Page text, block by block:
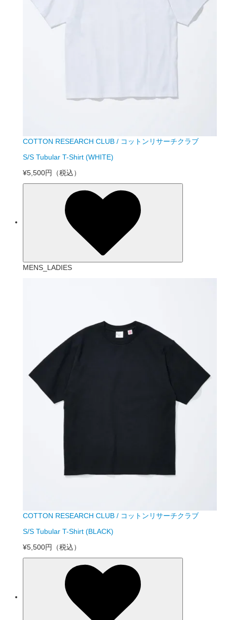
COTTON RESEARCH CLUB / コットンリサーチクラブ
S/S Tubular T-Shirt (WHITE)
¥5,500円 （税込）
MENS_LADIES
COTTON RESEARCH CLUB / コットンリサーチクラブ
S/S Tubular T-Shirt (BLACK)
¥5,500円
（税込）